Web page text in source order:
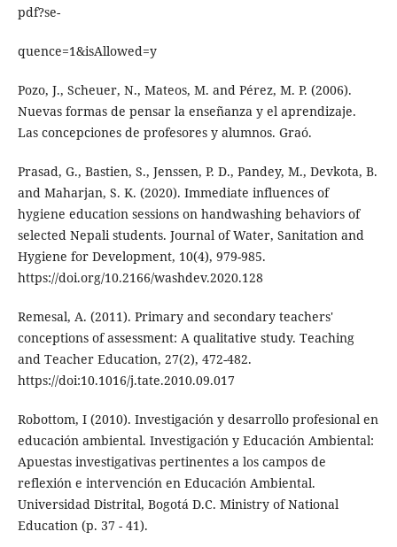
pdf?se-
quence=1&isAllowed=y
Pozo, J., Scheuer, N., Mateos, M. and Pérez, M. P. (2006).
Nuevas formas de pensar la enseñanza y el aprendizaje.
Las concepciones de profesores y alumnos. Graó.
Prasad, G., Bastien, S., Jenssen, P. D., Pandey, M., Devkota, B.
and Maharjan, S. K. (2020). Immediate influences of
hygiene education sessions on handwashing behaviors of
selected Nepali students. Journal of Water, Sanitation and
Hygiene for Development, 10(4), 979-985.
https://doi.org/10.2166/washdev.2020.128
Remesal, A. (2011). Primary and secondary teachers'
conceptions of assessment: A qualitative study. Teaching
and Teacher Education, 27(2), 472-482.
https://doi:10.1016/j.tate.2010.09.017
Robottom, I (2010). Investigación y desarrollo profesional en
educación ambiental. Investigación y Educación Ambiental:
Apuestas investigativas pertinentes a los campos de
reflexión e intervención en Educación Ambiental.
Universidad Distrital, Bogotá D.C. Ministry of National
Education (p. 37 - 41).